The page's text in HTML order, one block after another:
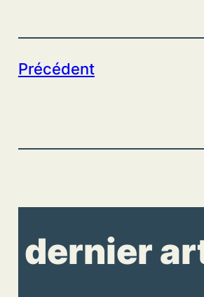
Précédent
dernier